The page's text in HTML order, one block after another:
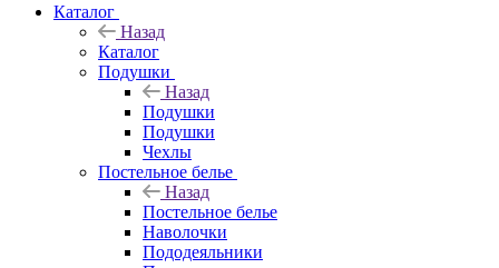
Каталог
Назад
Каталог
Подушки
Назад
Подушки
Подушки
Чехлы
Постельное белье
Назад
Постельное белье
Наволочки
Пододеяльники